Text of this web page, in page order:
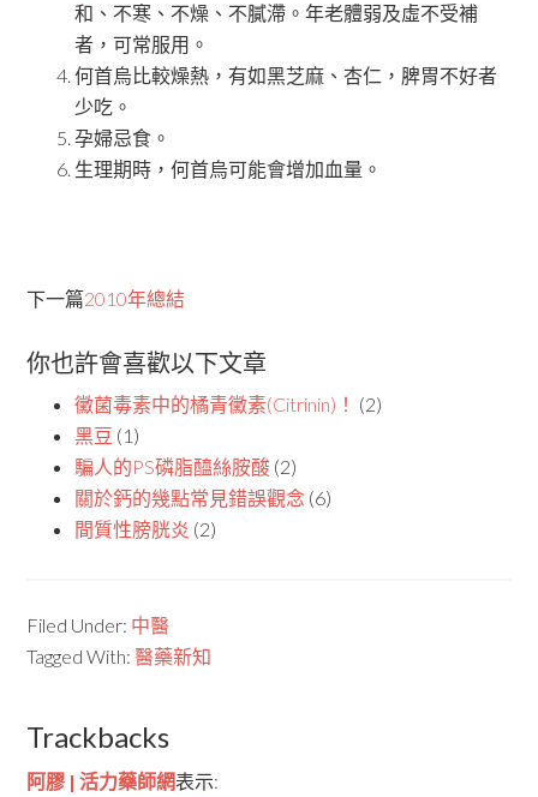
和、不寒、不燥、不膩滯。年老體弱及虛不受補
者，可常服用。
何首烏比較燥熱，有如黑芝麻、杏仁，脾胃不好者
少吃。
孕婦忌食。
生理期時，何首烏可能會增加血量。
下一篇2010年總結
你也許會喜歡以下文章
黴菌毒素中的橘青黴素(Citrinin)！ (2)
黑豆 (1)
騙人的PS磷脂醯絲胺酸 (2)
關於鈣的幾點常見錯誤觀念 (6)
間質性膀胱炎 (2)
Filed Under: 中醫
Tagged With:醫藥新知
Trackbacks
阿膠 | 活力藥師網表示: